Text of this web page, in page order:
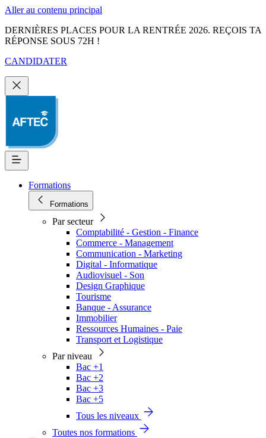
Aller au contenu principal
DERNIÈRES PLACES POUR LA RENTRÉE 2026. REÇOIS TA
RÉPONSE SOUS 72H !
CANDIDATER
Formations
Formations
Par secteur
Comptabilité - Gestion - Finance
Commerce - Management
Communication - Marketing
Digital - Informatique
Audiovisuel - Son
Design Graphique
Tourisme
Banque - Assurance
Immobilier
Ressources Humaines - Paie
Transport et Logistique
Par niveau
Bac +1
Bac +2
Bac +3
Bac +5
Tous les niveaux
Toutes nos formations